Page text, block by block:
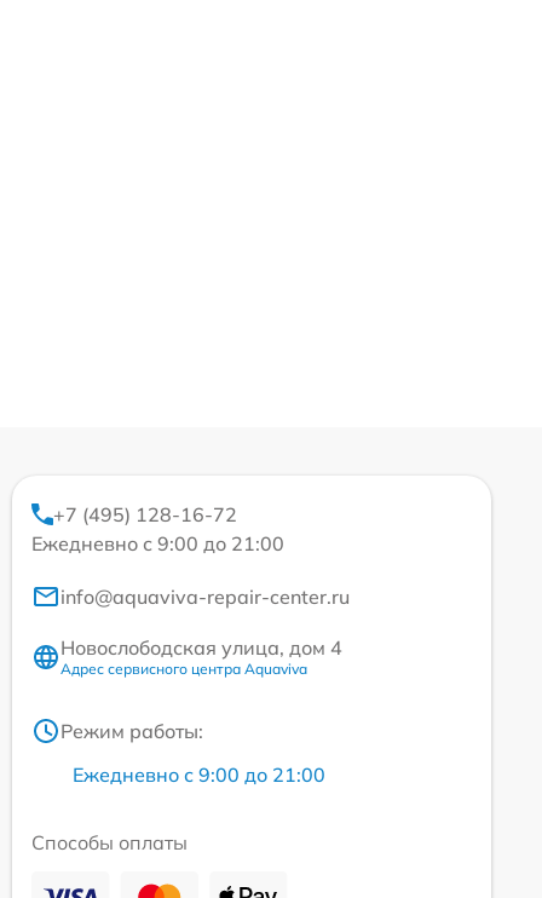
+7 (495) 128-16-72
Ежедневно с 9:00 до 21:00
info@aquaviva-repair-center.ru
Новослободская улица, дом 4
Адрес сервисного центра Aquaviva
Режим работы:
Ежедневно с 9:00 до 21:00
Способы оплаты